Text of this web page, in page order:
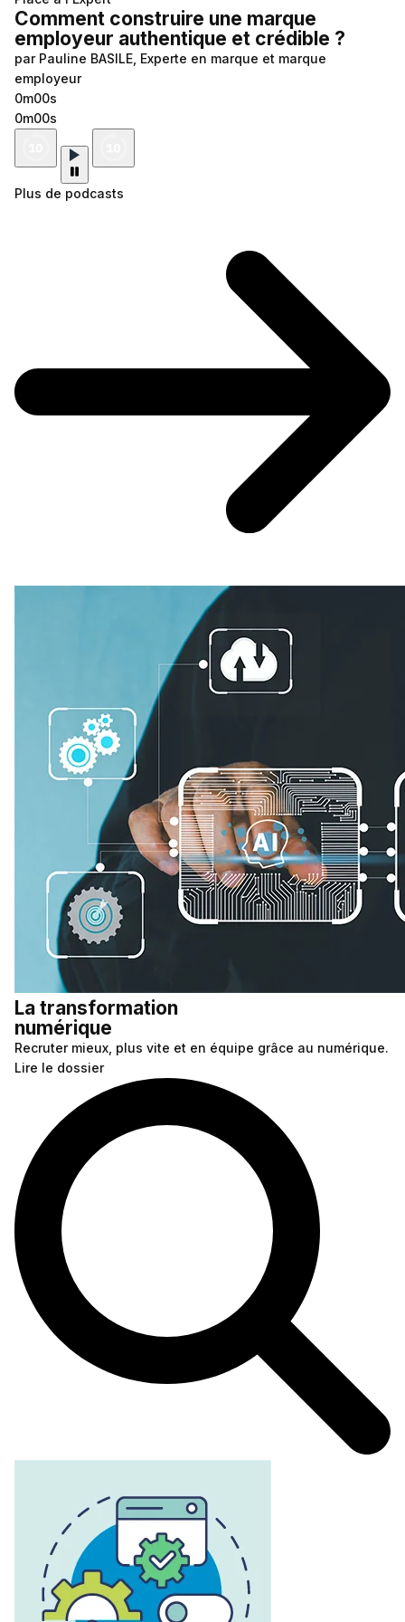
Comment construire une marque
employeur authentique et crédible ?
par Pauline BASILE, Experte en marque et marque
employeur
0m00s
0m00s
Plus de podcasts
La transformation
numérique
Recruter mieux, plus vite et en équipe grâce au numérique.
Lire le dossier